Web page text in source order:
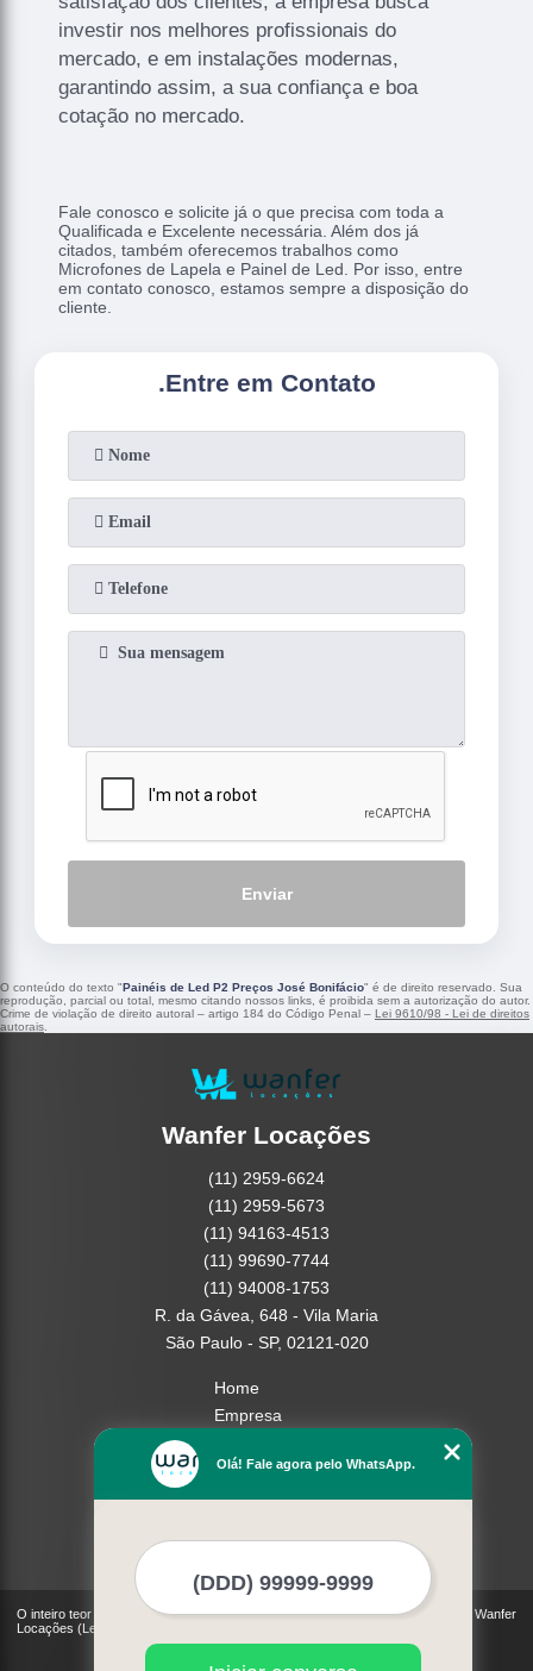
investir nos melhores profissionais do
mercado, e em instalações modernas,
garantindo assim, a sua confiança e boa
cotação no mercado.
Fale conosco e solicite já o que precisa com toda a
Qualificada e Excelente necessária. Além dos já
citados, também oferecemos trabalhos como
Microfones de Lapela e Painel de Led. Por isso, entre
em contato conosco, estamos sempre a disposição do
cliente.
.Entre em Contato
Enviar
O conteúdo do texto "Painéis de Led P2 Preços José Bonifácio" é de direito reservado. Sua
reprodução, parcial ou total, mesmo citando nossos links, é proibida sem a autorização do autor.
Crime de violação de direito autoral – artigo 184 do Código Penal – Lei 9610/98 - Lei de direitos
autorais
Wanfer Locações
(11) 2959-6624
(11) 2959-5673
(11) 94163-4513
(11) 99690-7744
(11) 94008-1753
R. da Gávea, 648 - Vila Maria
São Paulo - SP, 02121-020
Home
Empresa
Serviços
Contato
O inteiro teor deste site está sujeito à proteção de direitos autorais. Copyright© Wanfer
Locações (Lei 9610 de 19/02/1998)
Olá! Fale agora pelo WhatsApp.